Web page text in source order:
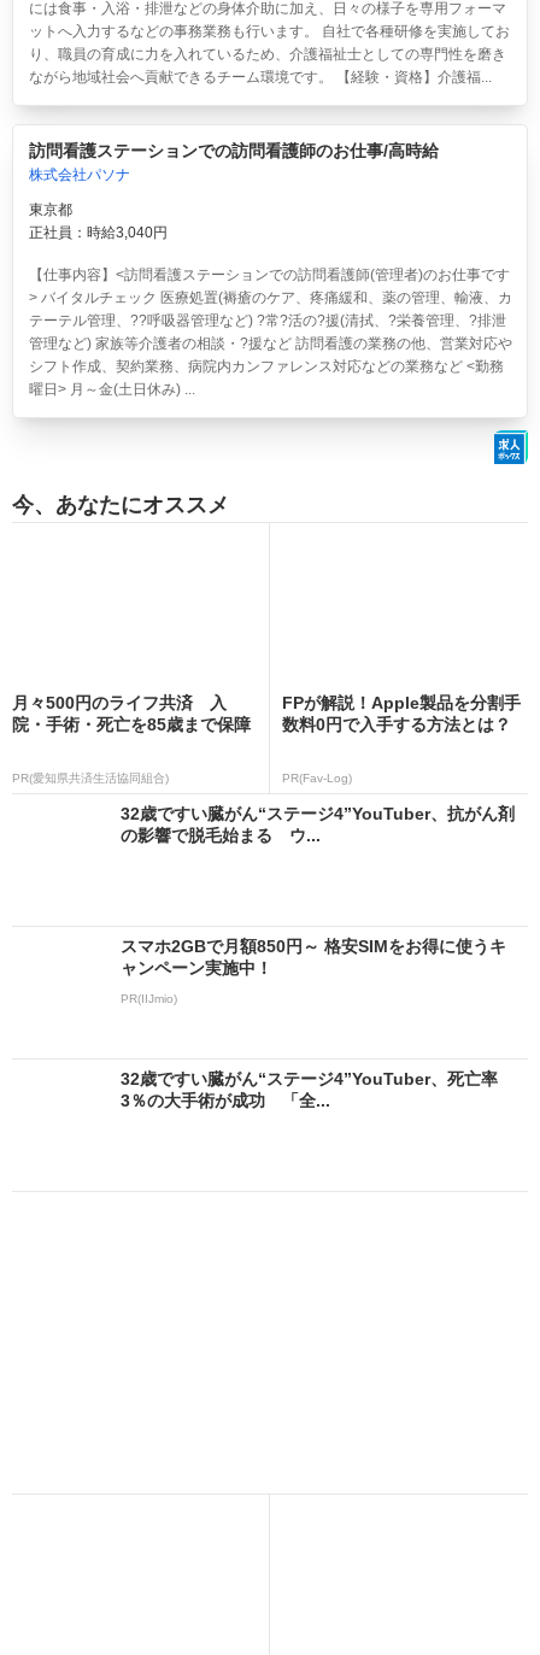
には食事・入浴・排泄などの身体介助に加え、日々の様子を専用フォーマ
ットへ入力するなどの事務業務も行います。 自社で各種研修を実施してお
り、職員の育成に力を入れているため、介護福祉士としての専門性を磨き
ながら地域社会へ貢献できるチーム環境です。 【経験・資格】介護福...
訪問看護ステーションでの訪問看護師のお仕事/高時給
株式会社パソナ
東京都
正社員：時給3,040円
【仕事内容】<訪問看護ステーションでの訪問看護師(管理者)のお仕事です
> バイタルチェック 医療処置(褥瘡のケア、疼痛緩和、薬の管理、輸液、カ
テーテル管理、??呼吸器管理など) ?常?活の?援(清拭、?栄養管理、?排泄
管理など) 家族等介護者の相談・?援など 訪問看護の業務の他、営業対応や
シフト作成、契約業務、病院内カンファレンス対応などの業務など <勤務
曜日> 月～金(土日休み) ...
今、あなたにオススメ
月々500円のライフ共済 入
院・手術・死亡を85歳まで保障
PR(愛知県共済生活協同組合)
FPが解説！Apple製品を分割手
数料0円で入手する方法とは？
PR(Fav-Log)
32歳ですい臓がん“ステージ4”YouTuber、抗がん剤
の影響で脱毛始まる ウ...
スマホ2GBで月額850円～ 格安SIMをお得に使うキ
ャンペーン実施中！
PR(IIJmio)
32歳ですい臓がん“ステージ4”YouTuber、死亡率
3％の大手術が成功 「全...